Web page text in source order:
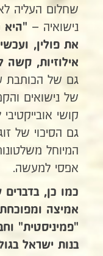
שחלום העליה
נישואיה – "היא
את פולין,
אילוזיות,
גם של הכותבת
של נישואים
קושי
גם הסיכוי של
המיוחל
אפסי למעשה.
כמו כן, בדברים
אמיצה
"פמיניסטית"
בנות ישראל